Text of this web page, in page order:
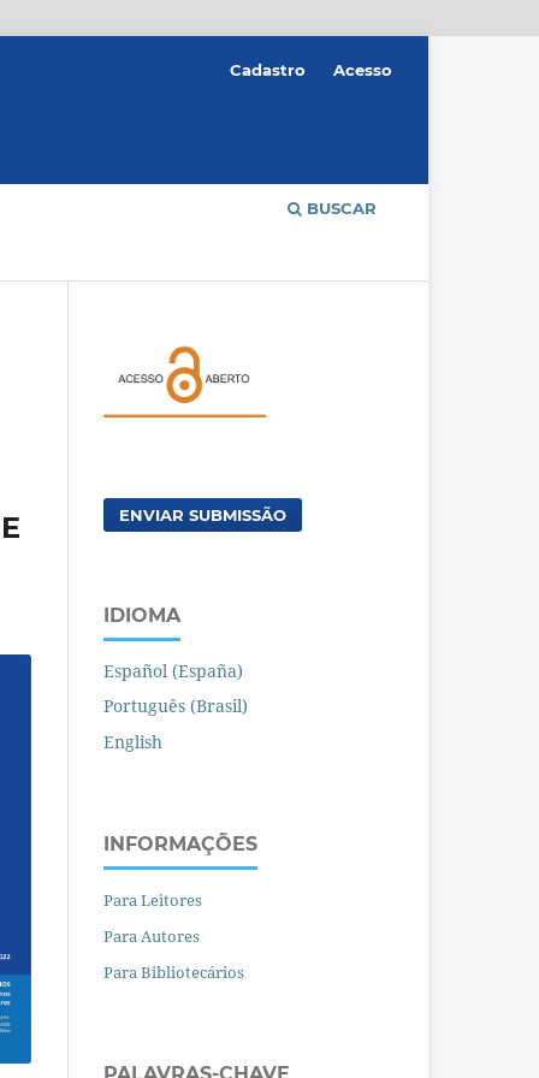
BUSCAR
Cadastro Acesso
ENVIAR SUBMISSÃO
IDIOMA
Español (España)
Português (Brasil)
English
INFORMAÇÕES
Para Leitores
Para Autores
Para Bibliotecários